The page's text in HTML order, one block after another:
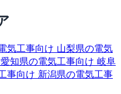
気工事向け 山梨県の電気
愛知県の電気工事向け 岐阜
事向け 新潟県の電気工事